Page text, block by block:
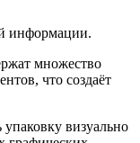
информации.
множество
что создаёт
упаковку визуально